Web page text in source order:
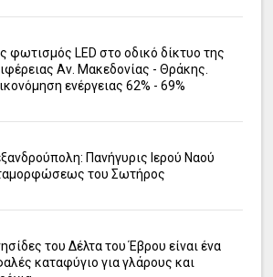
φωτισμός LED στο οδικό δίκτυο της
Αν. Μακεδονίας - Θράκης.
ενέργειας 62% - 69%
Πανήγυρις Ιερού Ναού
του Σωτήρος
του Δέλτα του Έβρου είναι ένα
καταφύγιο για γλάρους και